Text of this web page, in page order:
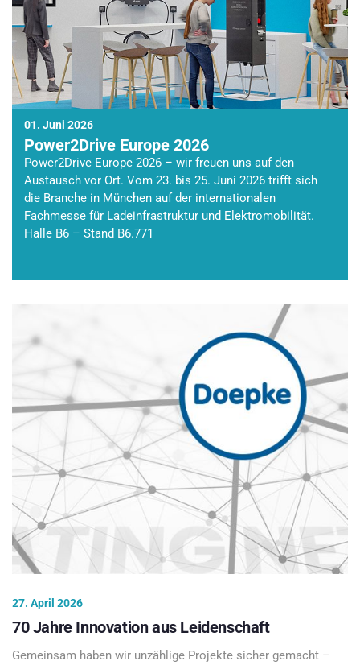
01. Juni 2026
Power2Drive Europe 2026
Power2Drive Europe 2026 – wir freuen uns auf den
Austausch vor Ort. Vom 23. bis 25. Juni 2026 trifft sich
die Branche in München auf der internationalen
Fachmesse für Ladeinfrastruktur und Elektromobilität.
Halle B6 – Stand B6.771
27. April 2026
70 Jahre Innovation aus Leidenschaft
Gemeinsam haben wir unzählige Projekte sicher gemacht –